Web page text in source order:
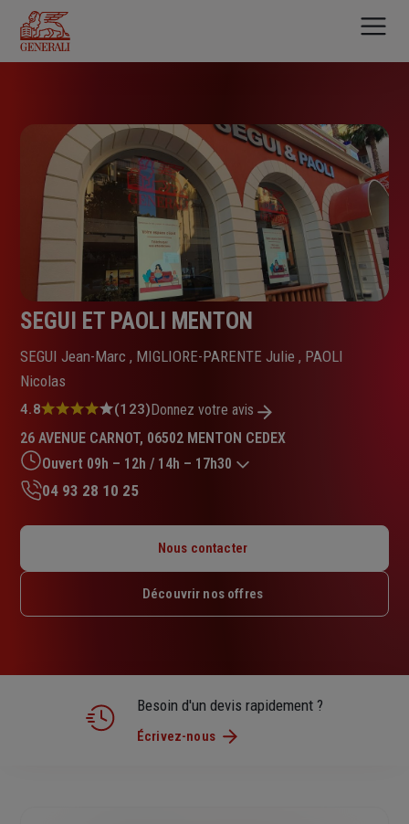
contenu
principal
SEGUI ET PAOLI MENTON
SEGUI Jean-Marc , MIGLIORE-PARENTE Julie , PAOLI
Nicolas
Note
4.8
sur
5
étoiles
4.8 (123)Donnez votre avis
26 AVENUE CARNOT, 06502 MENTON CEDEX
Ouvert 09h – 12h / 14h – 17h30
Mardi : 09h – 12h / 14h – 18h
Jeudi : 09h – 12h / 14h – 18h
04 93 28 10 25
Nous contacter
Découvrir nos offres
Besoin d'un devis rapidement ?
Écrivez-nous